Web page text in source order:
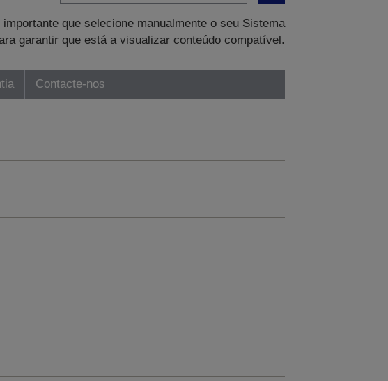
que selecione manualmente o seu Sistema
garantir que está a visualizar conteúdo compatível.
Contacte-nos